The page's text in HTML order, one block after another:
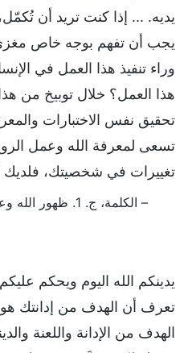
يديه. ... إذا كنت تريد أن
يجب أن تفهم بوجه خاص مغزى
وراء تنفيذ هذا العمل في
هذا العمل؟ خلال توبيخ من
تحقيق نفس الاختبارات
تسعى لمعرفة الله وعمل
تغييرات في شخصيتك، فلديك
– الكلمة، ج. 1.
يدينكم الله اليوم ويحكم
تعرف أن الهدف من إدانتك
الهدف من الإدانة واللعنة